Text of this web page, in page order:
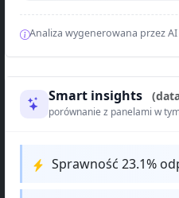
Analiza wygenerowana przez
Smart insights
porównanie z panelami w
Sprawność 23.1%